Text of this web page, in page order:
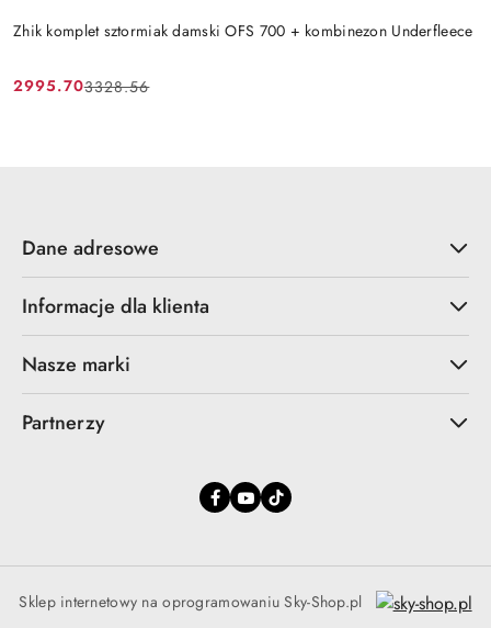
Zhik komplet sztormiak damski OFS 700 + kombinezon Underfleece
Cena
2995.70
Cena
3328.56
Dane adresowe
Informacje dla klienta
Nasze marki
Partnerzy
Sklep internetowy na oprogramowaniu Sky-Shop.pl